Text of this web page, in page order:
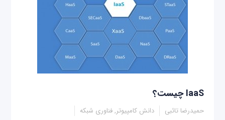
IaaS چیست؟
حمیدرضا تائبی دانش کامپیوتر, فناوری شبکه